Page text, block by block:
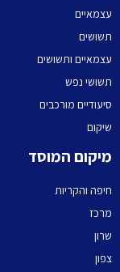
עצמאיים
תשושים
עצמאיים ותשושים
תשושי נפש
סיעודיים מורכבים
שיקום
מיקום המוסד
חיפה והקריות
מרכז
שרון
צפון